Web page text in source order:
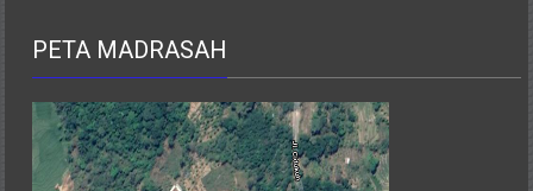
PETA MADRASAH